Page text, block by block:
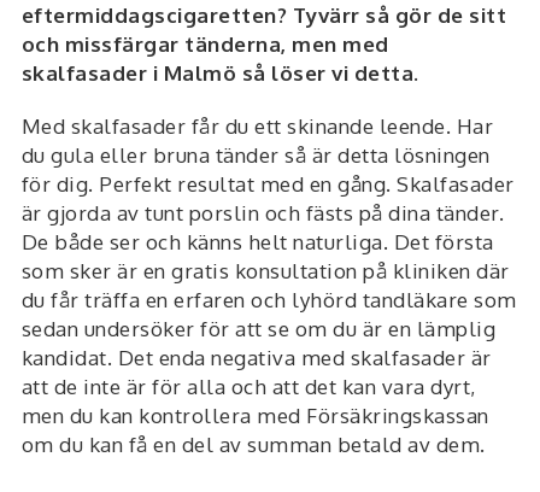
eftermiddagscigaretten? Tyvärr så gör de sitt
och missfärgar tänderna, men med
skalfasader i Malmö så löser vi detta.
Med skalfasader får du ett skinande leende. Har
du gula eller bruna tänder så är detta lösningen
för dig. Perfekt resultat med en gång. Skalfasader
är gjorda av tunt porslin och fästs på dina tänder.
De både ser och känns helt naturliga. Det första
som sker är en gratis konsultation på kliniken där
du får träffa en erfaren och lyhörd tandläkare som
sedan undersöker för att se om du är en lämplig
kandidat. Det enda negativa med skalfasader är
att de inte är för alla och att det kan vara dyrt,
men du kan kontrollera med Försäkringskassan
om du kan få en del av summan betald av dem.